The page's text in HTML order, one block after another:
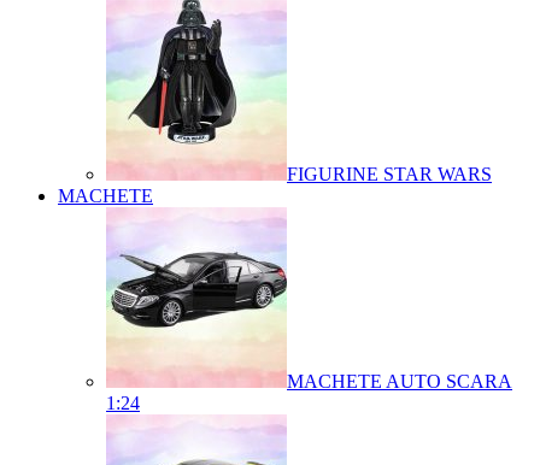
FIGURINE STAR WARS
MACHETE
MACHETE AUTO SCARA
1:24